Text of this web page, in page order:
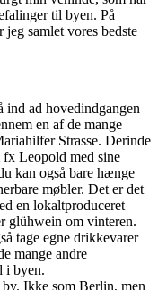
til byen. På
samlet vores bedste
ind ad hovedindgangen
en af de mange
Strasse. Derinde
fx Leopold med sine
kan også bare hænge
møbler. Det er det
en lokaltproduceret
glühwein om vinteren.
tage egne drikkevarer
mange andre
i byen.
Ikke som Berlin, men